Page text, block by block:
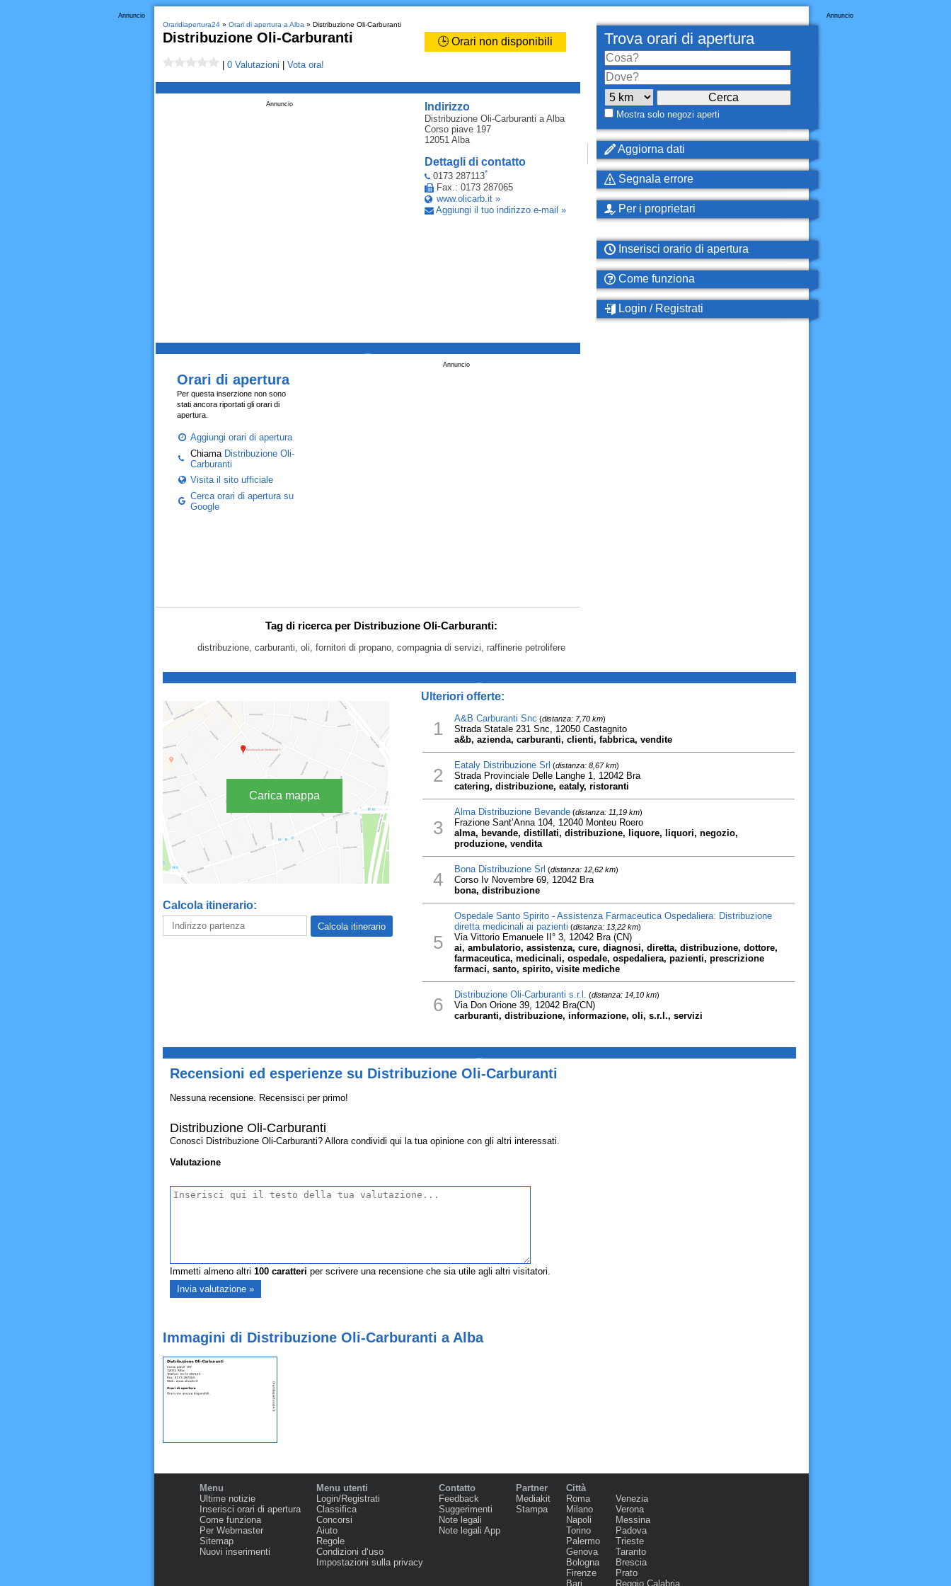
Annuncio
Oraridiapertura24» Orari di apertura a Alba » Distribuzione Oli-Carburanti
Distribuzione Oli-Carburanti 🕒 Orari non disponibili
0 Valutazioni Vota ora!
Indirizzo
Distribuzione Oli-Carburanti a Alba
Corso piave 197
12051 Alba
Dettagli di contatto
0173 287113*
Fax.: 0173 287065
www.olicarb.it »
Aggiungi il tuo indirizzo e-mail »
Annuncio
Annuncio
Orari di apertura
Per questa inserzione non sono
stati ancora riportati gli orari di
apertura.
Aggiungi orari di apertura
Chiama Distribuzione Oli-
Carburanti
Visita il sito ufficiale
Cerca orari di apertura su
Google
Tag di ricerca per Distribuzione Oli-Carburanti:
distribuzione, carburanti, oli, fornitori di propano, compagnia di servizi, raffinerie petrolifere
Annuncio
Trova orari di apertura
Mostra solo negozi aperti
Aggiorna dati
Segnala errore
Per i proprietari
Inserisci orario di apertura
Come funziona
Login / Registrati
Carica mappa
Calcola itinerario:
Ulteriori offerte:
1 A&B Carburanti Snc (distanza: 7,70 km)
Strada Statale 231 Snc, 12050 Castagnito
a&b, azienda, carburanti, clienti, fabbrica, vendite
2 Eataly Distribuzione Srl (distanza: 8,67 km)
Strada Provinciale Delle Langhe 1, 12042 Bra
catering, distribuzione, eataly, ristoranti
3
Alma Distribuzione Bevande(distanza: 11,19 km)
Frazione Sant’Anna 104, 12040 Monteu Roero
alma, bevande, distillati, distribuzione, liquore, liquori, negozio,
produzione, vendita
4 Bona Distribuzione Srl (distanza: 12,62 km)
Corso Iv Novembre 69, 12042 Bra
bona, distribuzione
5
Ospedale Santo Spirito - Assistenza Farmaceutica Ospedaliera: Distribuzione
diretta medicinali ai pazienti (distanza: 13,22 km)
Via Vittorio Emanuele II° 3, 12042 Bra (CN)
ai, ambulatorio, assistenza, cure, diagnosi, diretta, distribuzione, dottore,
farmaceutica, medicinali, ospedale, ospedaliera, pazienti, prescrizione
farmaci, santo, spirito, visite mediche
6 Distribuzione Oli-Carburanti s.r.l. (distanza: 14,10 km)
Via Don Orione 39, 12042 Bra(CN)
carburanti, distribuzione, informazione, oli, s.r.l., servizi
Recensioni ed esperienze su Distribuzione Oli-Carburanti
Nessuna recensione. Recensisci per primo!
Distribuzione Oli-Carburanti
Conosci Distribuzione Oli-Carburanti? Allora condividi qui la tua opinione con gli altri interessati.
Valutazione
Immetti almeno altri 100caratteri per scrivere una recensione che sia utile agli altri visitatori.
Immagini di Distribuzione Oli-Carburanti a Alba
Menu
Ultime notizie
Inserisci orari di apertura
Come funziona
Per Webmaster
Sitemap
Nuovi inserimenti
Menu utenti
Login/Registrati
Classifica
Concorsi
Aiuto
Regole
Condizioni d‘uso
Impostazioni sulla privacy
Contatto
Feedback
Suggerimenti
Note legali
Note legali App
Partner
Mediakit
Stampa
Città
Roma
Milano
Napoli
Torino
Palermo
Genova
Bologna
Firenze
Bari
Venezia
Verona
Messina
Padova
Trieste
Taranto
Brescia
Prato
Reggio Calabria